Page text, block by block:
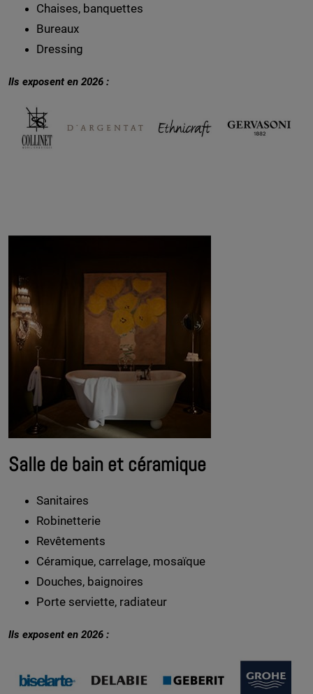
Chaises, banquettes
Bureaux
Dressing
Ils exposent en 2026 :
Salle de bain et céramique
Sanitaires
Robinetterie
Revêtements
Céramique, carrelage, mosaïque
Douches, baignoires
Porte serviette, radiateur
Ils exposent en 2026 :